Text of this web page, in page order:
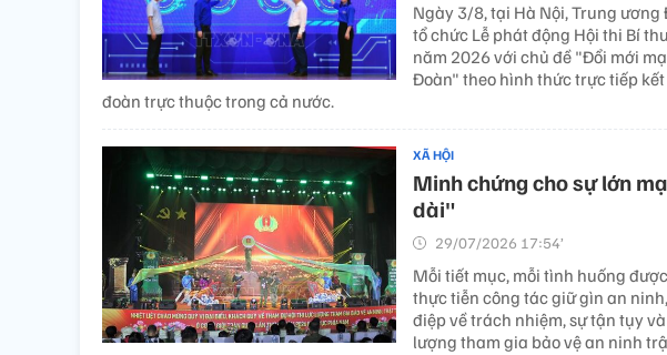
Ngày 3/8, tại Hà Nội, Trung
tổ chức Lễ phát động Hội thi Bí
năm 2026 với chủ đề "Đổi mới
Đoàn" theo hình thức trực tiếp
đoàn trực thuộc trong cả nước.
XÃ HỘI
Minh chứng cho sự lớn
dài"
29/07/2026 17:54’
Mỗi tiết mục, mỗi tình huống
thực tiễn công tác giữ gìn an
điệp về trách nhiệm, sự tận tụy
lượng tham gia bảo vệ an ninh